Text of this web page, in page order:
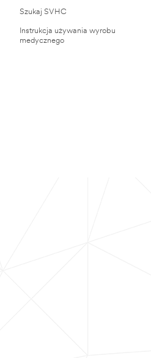
Szukaj SVHC
Instrukcja używania wyrobu
medycznego